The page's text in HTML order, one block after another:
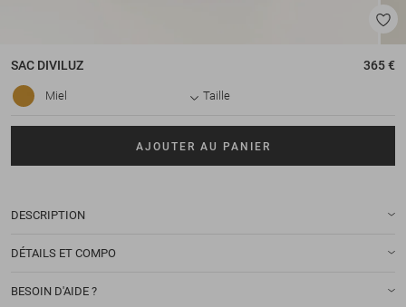
SAC DIVILUZ 365 €
Miel Taille
AJOUTER AU PANIER
DESCRIPTION
DÉTAILS ET COMPO
BESOIN D'AIDE ?